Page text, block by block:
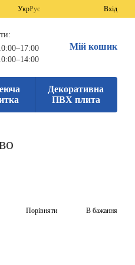
УкрРус Вхід
Мій кошик
Декоративна
ПВХ плита
Порівняти В бажання